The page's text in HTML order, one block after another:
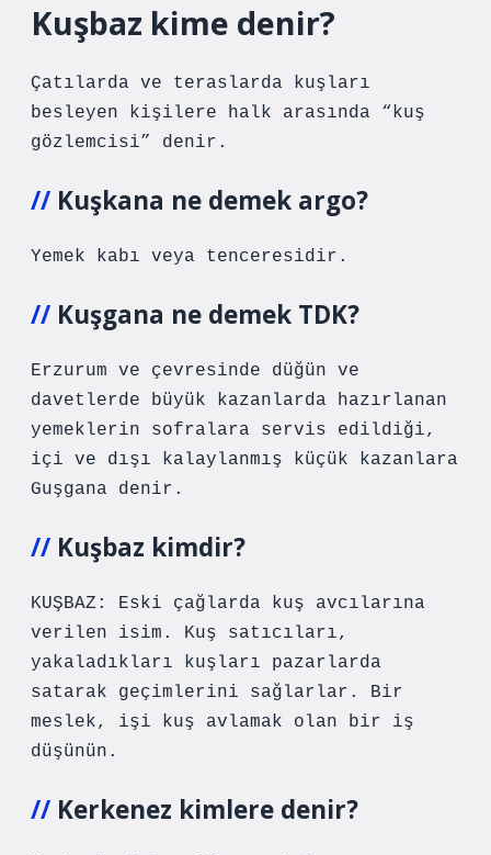
Kuşbaz kime denir?
Çatılarda ve teraslarda kuşları
besleyen kişilere halk arasında “kuş
gözlemcisi” denir.
Kuşkana ne demek argo?
Yemek kabı veya tenceresidir.
Kuşgana ne demek TDK?
Erzurum ve çevresinde düğün ve
davetlerde büyük kazanlarda hazırlanan
yemeklerin sofralara servis edildiği,
içi ve dışı kalaylanmış küçük kazanlara
Guşgana denir.
Kuşbaz kimdir?
KUŞBAZ: Eski çağlarda kuş avcılarına
verilen isim. Kuş satıcıları,
yakaladıkları kuşları pazarlarda
satarak geçimlerini sağlarlar. Bir
meslek, işi kuş avlamak olan bir iş
düşünün.
Kerkenez kimlere denir?